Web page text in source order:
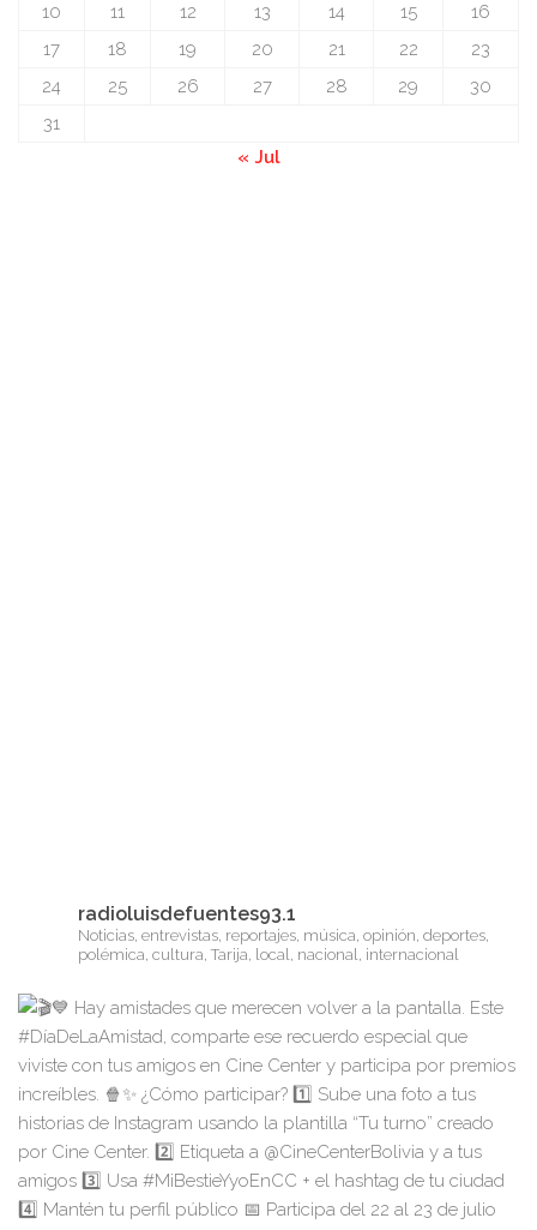
10
11 12 13 14 15
16
17
18 19 20 21 22
23
24
25 26 27 28 29
30
31
« Jul
radioluisdefuentes93.1
Noticias, entrevistas, reportajes, música, opinión, deportes,
polémica, cultura, Tarija, local, nacional, internacional